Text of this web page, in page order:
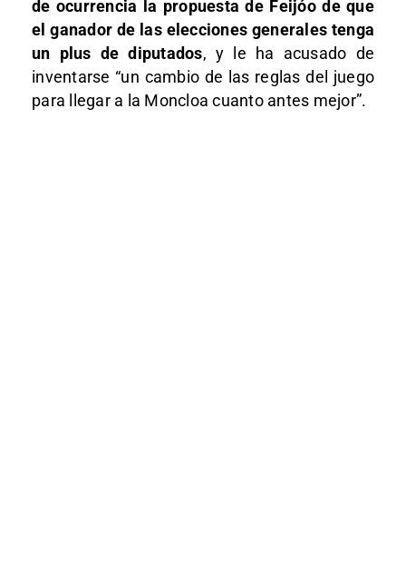
de ocurrencia la propuesta de Feijóo de que
el ganador de las elecciones generales tenga
un plus de diputados, y le ha acusado de
inventarse “un cambio de las reglas del juego
para llegar a la Moncloa cuanto antes mejor”.